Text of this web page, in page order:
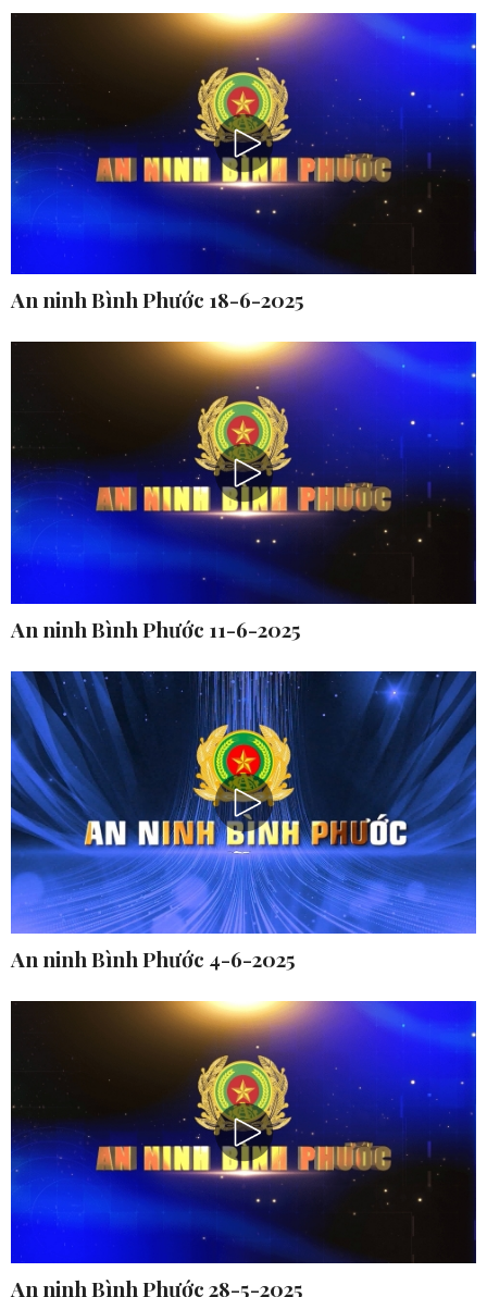
An ninh Bình Phước 18-6-2025
An ninh Bình Phước 11-6-2025
An ninh Bình Phước 4-6-2025
An ninh Bình Phước 28-5-2025